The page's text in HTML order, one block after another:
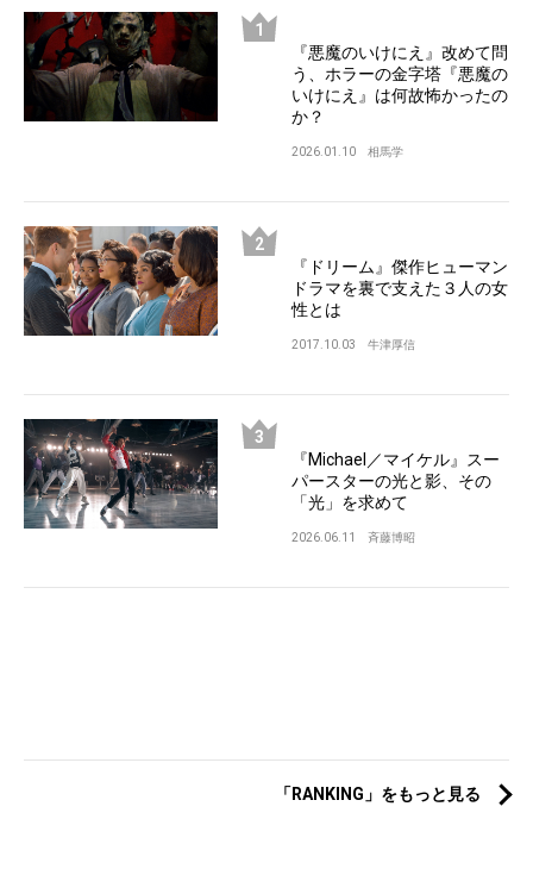
『悪魔のいけにえ』改めて問
う、ホラーの金字塔『悪魔の
いけにえ』は何故怖かったの
か？
2026.01.10 相馬学
『ドリーム』傑作ヒューマン
ドラマを裏で支えた３人の女
性とは
2017.10.03 牛津厚信
『Michael／マイケル』スー
パースターの光と影、その
「光」を求めて
2026.06.11 斉藤博昭
「RANKING」をもっと見る